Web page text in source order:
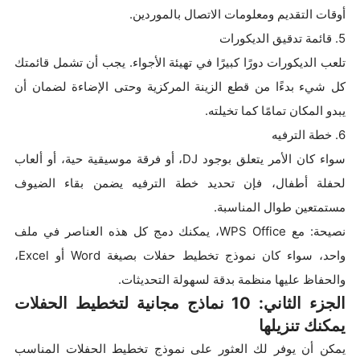
أوقات التقديم ومعلومات الاتصال بالموردين.
5. قائمة تدقيق الديكورات
تلعب الديكورات دورًا كبيرًا في تهيئة الأجواء. يجب أن تشمل قائمتك
كل شيء بدءًا من قطع الزينة المركزية وحتى الإضاءة لضمان أن
يبدو المكان تمامًا كما تخيلته.
6. خطة الترفيه
سواء كان الأمر يتعلق بوجود DJ، أو فرقة موسيقية حية، أو ألعاب
لحفلة أطفال، فإن تحديد خطة الترفيه يضمن بقاء الضيوف
مستمتعين طوال المناسبة.
نصيحة: مع WPS Office، يمكنك دمج كل هذه العناصر في ملف
واحد، سواء كان نموذج تخطيط حفلات بصيغة Word أو Excel،
والحفاظ عليها منظمة بدقة لسهولة التحديثات.
الجزء الثاني: 10 نماذج مجانية لتخطيط الحفلات
يمكنك تنزيلها
يمكن أن يوفر لك العثور على نموذج تخطيط الحفلات المناسب